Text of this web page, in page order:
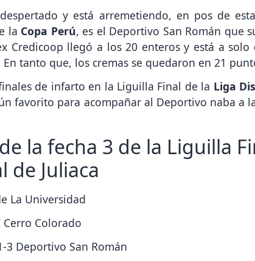
y está arremetiendo, en pos de
la Copa Perú, es el Deportivo San Román que
Credicoop llegó a los 20 enteros y está a
tanto que, los cremas se quedaron en 21
de infarto en la Liguilla Final de la Liga
favorito para acompañar al Deportivo naba a
la fecha 3 de la Liguilla
de Juliaca
La Universidad
Cerro Colorado
3 Deportivo San Román